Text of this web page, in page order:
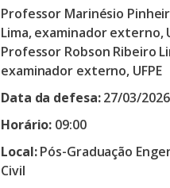
Professor Marinésio
Lima, examinador externo,
Professor Robson Ribeiro
examinador externo, UFPE
Data da defesa:27/03/2026
Horário: 09:00
Local:Pós-Graduação
Civil